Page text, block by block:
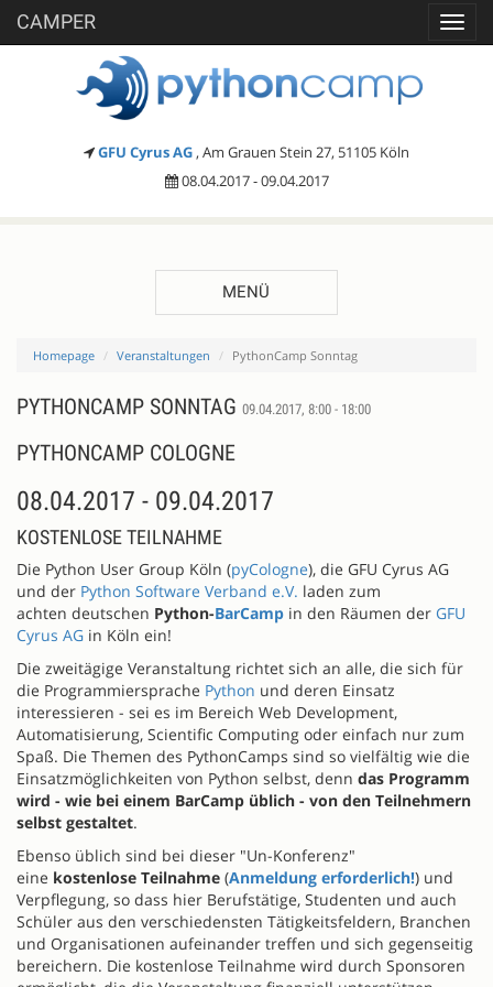
CAMPER
GFU Cyrus AG , Am Grauen Stein 27, 51105 Köln
08.04.2017 - 09.04.2017
MENÜ
Homepage Veranstaltungen PythonCamp Sonntag
PYTHONCAMP SONNTAG 09.04.2017, 8:00 - 18:00
PYTHONCAMP COLOGNE
08.04.2017 - 09.04.2017
KOSTENLOSE TEILNAHME
Die Python User Group Köln (pyCologne), die GFU Cyrus AG
und der Python Software Verband e.V. laden zum
achten deutschen Python-BarCamp in den Räumen der GFU
Cyrus AG in Köln ein!
Die zweitägige Veranstaltung richtet sich an alle, die sich für
die Programmiersprache Python und deren Einsatz
interessieren - sei es im Bereich Web Development,
Automatisierung, Scientific Computing oder einfach nur zum
Spaß. Die Themen des PythonCamps sind so vielfältig wie die
Einsatzmöglichkeiten von Python selbst, denn das Programm
wird - wie bei einem BarCamp üblich - von den Teilnehmern
selbst gestaltet.
Ebenso üblich sind bei dieser "Un-Konferenz"
eine kostenlose Teilnahme (Anmeldung erforderlich!) und
Verpflegung, so dass hier Berufstätige, Studenten und auch
Schüler aus den verschiedensten Tätigkeitsfeldern, Branchen
und Organisationen aufeinander treffen und sich gegenseitig
bereichern. Die kostenlose Teilnahme wird durch Sponsoren